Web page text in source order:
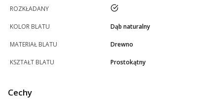
ROZKŁADANY tak
KOLOR BLATU Dąb naturalny
MATERIAŁ BLATU Drewno
KSZTAŁT BLATU Prostokątny
Cechy